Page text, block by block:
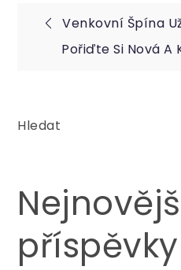
příspěvek
Venkovní Špína
Pořiďte Si Nová A
Hledat
příspěvky